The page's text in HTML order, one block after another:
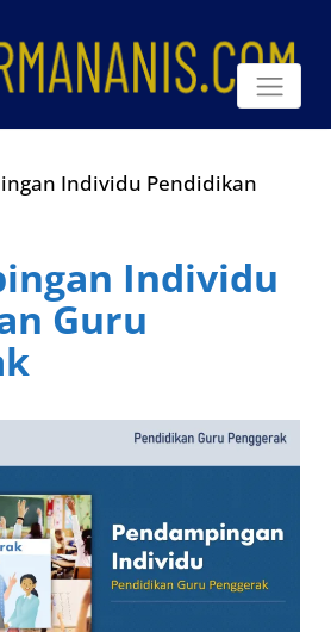
Individu Pendidikan
Individu
Guru